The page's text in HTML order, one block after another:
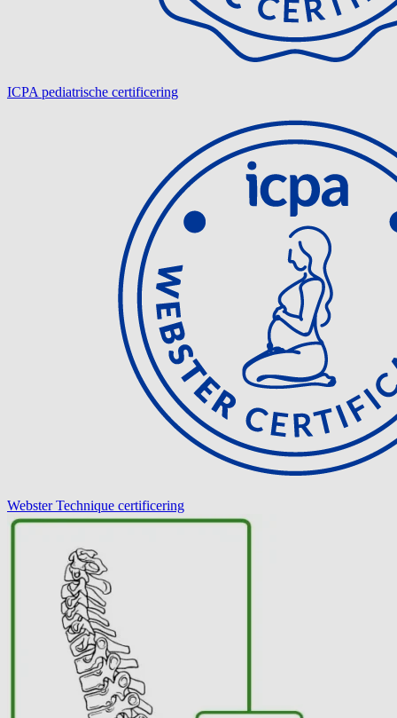
ICPA pediatrische certificering
Webster Technique certificering